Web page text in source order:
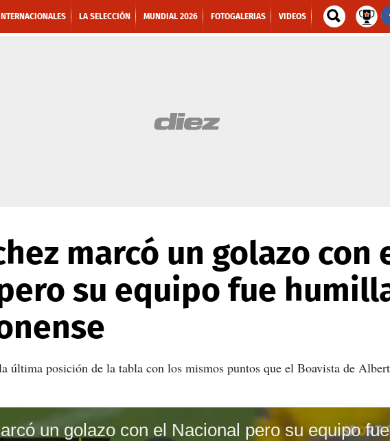
INTERNACIONALES LA SELECCIÓN MUNDIAL 2026 FOTOGALERIAS VIDEOS
marcó un golazo con
su equipo fue
última posición de la tabla con los mismos puntos que el Boavista de